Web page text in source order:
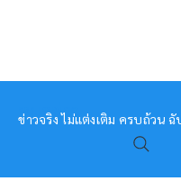
หมอข่าว
ข่าวจริง ไม่แต่งเติม ครบถ้วน